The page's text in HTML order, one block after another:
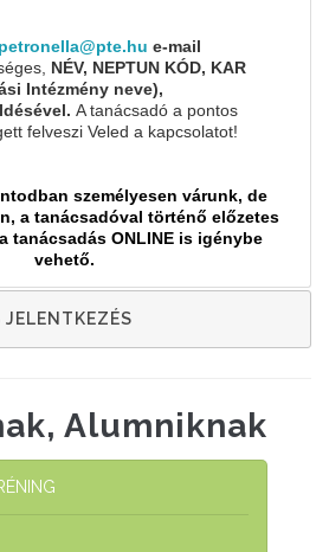
e-mail
NÉV, NEPTUN KÓD, KAR
Intézmény neve),
A tanácsadó a pontos
felveszi Veled a kapcsolatot!
személyesen várunk, de
a tanácsadóval történő előzetes
tanácsadás ONLINE is igénybe
vehető.
JELENTKEZÉS
Alumniknak